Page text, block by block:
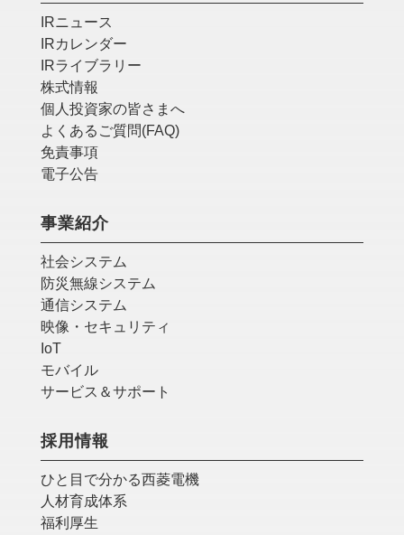
IRニュース
IRカレンダー
IRライブラリー
株式情報
個人投資家の皆さまへ
よくあるご質問(FAQ)
免責事項
電子公告
事業紹介
社会システム
防災無線システム
通信システム
映像・セキュリティ
IoT
モバイル
サービス＆サポート
採用情報
ひと目で分かる西菱電機
人材育成体系
福利厚生